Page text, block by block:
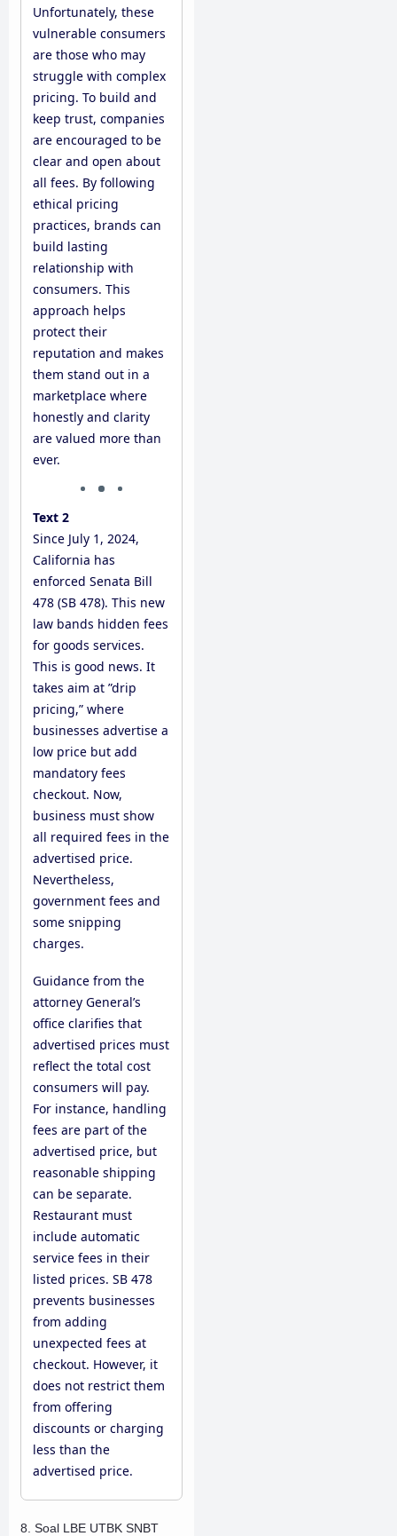
Unfortunately, these
vulnerable consumers
are those who may
struggle with complex
pricing. To build and
keep trust, companies
are encouraged to be
clear and open about
all fees. By following
ethical pricing
practices, brands can
build lasting
relationship with
consumers. This
approach helps
protect their
reputation and makes
them stand out in a
marketplace where
honestly and clarity
are valued more than
ever.
Text 2
Since July 1, 2024,
California has
enforced Senata Bill
478 (SB 478). This new
law bands hidden fees
for goods services.
This is good news. It
takes aim at ”drip
pricing,” where
businesses advertise a
low price but add
mandatory fees
checkout. Now,
business must show
all required fees in the
advertised price.
Nevertheless,
government fees and
some snipping
charges.
Guidance from the
attorney General’s
office clarifies that
advertised prices must
reflect the total cost
consumers will pay.
For instance, handling
fees are part of the
advertised price, but
reasonable shipping
can be separate.
Restaurant must
include automatic
service fees in their
listed prices. SB 478
prevents businesses
from adding
unexpected fees at
checkout. However, it
does not restrict them
from offering
discounts or charging
less than the
advertised price.
8. Soal LBE UTBK SNBT